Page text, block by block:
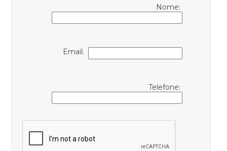
Nome:
Email:
Telefone: